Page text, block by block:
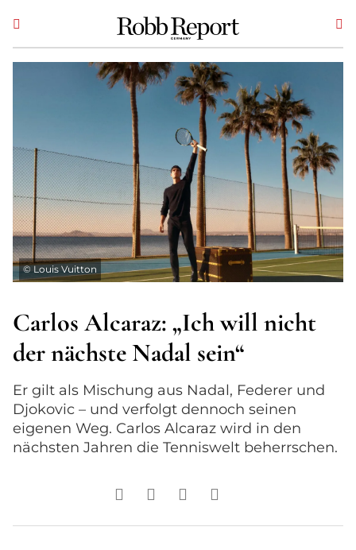
© Louis Vuitton
Carlos Alcaraz: „Ich will nicht
der nächste Nadal sein“
Er gilt als Mischung aus Nadal, Federer und
Djokovic – und verfolgt dennoch seinen
eigenen Weg. Carlos Alcaraz wird in den
nächsten Jahren die Tenniswelt beherrschen.